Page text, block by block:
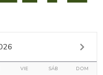
VIE SÁB DOM